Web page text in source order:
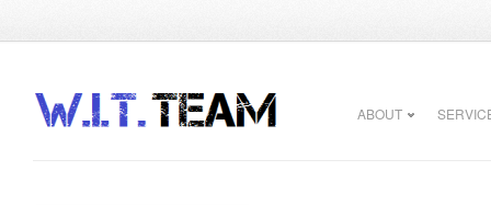
ABOUT
Sketchbook5, 스케치북5
Sketchbook5, 스케치북5